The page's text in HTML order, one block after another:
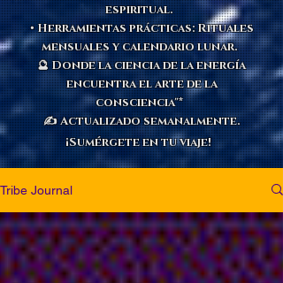
espiritual.
• Herramientas prácticas: Rituales
mensuales y calendario lunar.
🔮 Donde la ciencia de la energía
encuentra el arte de la
consciencia"*
✍️ Actualizado semanalmente.
¡Sumérgete en tu viaje!
Tribe Journal